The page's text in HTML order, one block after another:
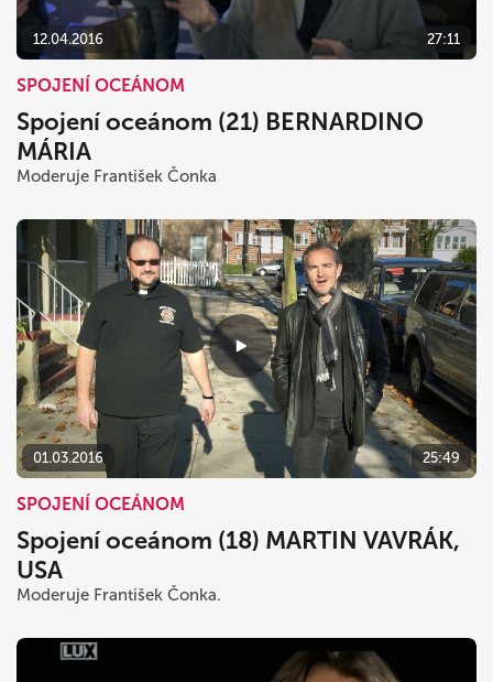
12.04.2016 27:11
SPOJENÍ OCEÁNOM
Spojení oceánom (21) BERNARDINO
MÁRIA
Moderuje František Čonka
01.03.2016 25:49
SPOJENÍ OCEÁNOM
Spojení oceánom (18) MARTIN VAVRÁK,
USA
Moderuje František Čonka.